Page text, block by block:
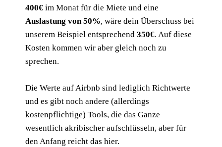
400€ im Monat für die Miete und eine
Auslastung von 50%, wäre dein Überschuss bei
unserem Beispiel entsprechend350€. Auf diese
Kosten kommen wir aber gleich noch zu
sprechen.
Die Werte auf Airbnb sind lediglich Richtwerte
und es gibt noch andere (allerdings
kostenpflichtige) Tools, die das Ganze
wesentlich akribischer aufschlüsseln, aber für
den Anfang reicht das hier.